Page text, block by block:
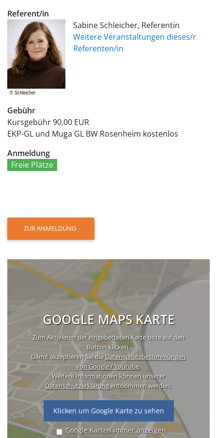
Referent/in
Sabine Schleicher, Referentin
Weitere Veranstaltungen dieses/r
Referenten/in
Gebühr
Kursgebühr90,00 EUR
EKP-GL und Muga GL BW Rosenheim kostenlos
Anmeldung
Freie Plätze
ZUR ANMELDUNG
GOOGLE MAPS KARTE
Zum Aktivieren der eingebetteten Karte bitte auf den
Button klicken.
Damit akzeptieren Sie dieDatenschutzbestimmungen
von Google / Youtube.
Weitere Informationen können unserer
Datenschutzerklärungentnommen werden.
Klicken um Google Karte zu sehen
Google Karten immer anzeigen